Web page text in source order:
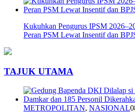
Kukuhkan Pengurus IPSM
Peran PSM Lewat Insentif dan
TAJUK UTAMA
METROPOLITAN, NASIONAL